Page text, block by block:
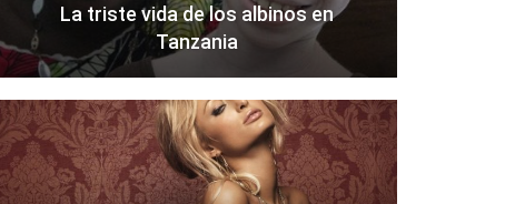
La triste vida de los albinos en
Tanzania